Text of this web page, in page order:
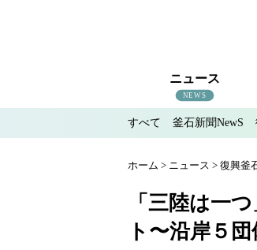
ニュース
NEWS
すべて
釜石新聞NewS
復興釜石新聞アーカイブ
地域情報
インタビュー
すべて 釜石新聞NewS
ホーム > ニュース > 復興釜
「三陸は一
ト〜沿岸５